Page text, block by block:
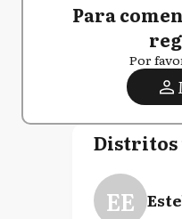
Para
Por
Distritos
EE